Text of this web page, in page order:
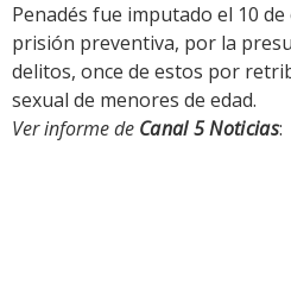
Penadés fue imputado el 10
prisión preventiva, por la
delitos, once de estos por
sexual de menores de edad.
Ver informe de Canal 5 Noticias: